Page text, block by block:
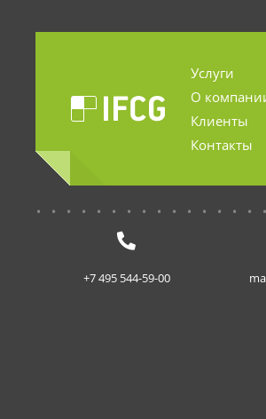
Услуги
О
Клиенты
Контакты
+7 495 544-59-00